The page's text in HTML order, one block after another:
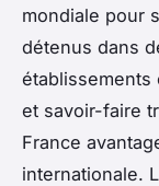
mondiale pour
détenus dans
établissements
et savoir-faire
France
internationale.